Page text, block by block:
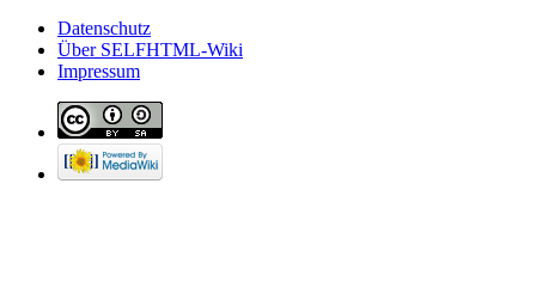
Datenschutz
Über SELFHTML-Wiki
Impressum